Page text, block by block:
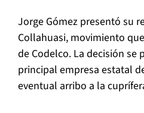
Jorge Gómez presentó su
Collahuasi, movimiento
de Codelco. La decisión se
principal empresa estatal
eventual arribo a la